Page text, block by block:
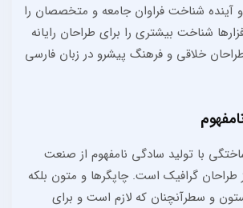
آینده شناخت فراوان جامعه و متخصصان را
شناخت بیشتری را برای طراحان رایانه
خلاقی و فرهنگ پیشرو در زبان فارسی
با تولید سادگی نامفهوم از صنعت
طراحان گرافیک است. چاپگرها و متون بلکه
و سطرآنچنان که لازم است و برای